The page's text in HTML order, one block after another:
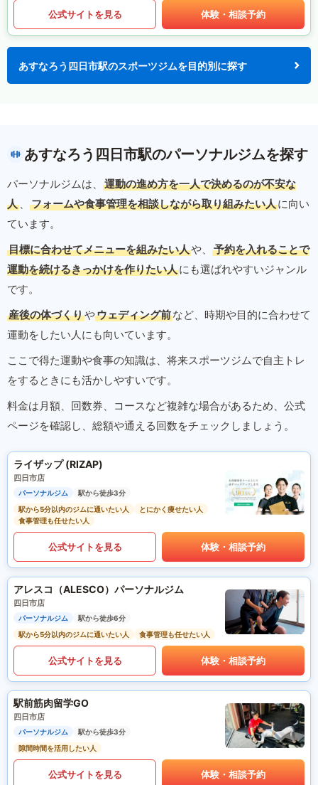
公式サイトを見る 体験・相談予約
あすなろう四日市駅のスポーツジムを目的別に探す
あすなろう四日市駅のパーソナルジムを探す
パーソナルジムは、
運動の進め方を一人で決めるのが不安な
人 、 フォームや食事管理を相談しながら取り組みたい人に向い
ています。
目標に合わせてメニューを組みたい人や、
予約を入れることで
運動を続けるきっかけを作りたい人にも選ばれやすいジャンル
です。
産後の体づくりやウェディング前など、時期や目的に合わせて
運動をしたい人にも向いています。
ここで得た運動や食事の知識は、将来スポーツジムで自主トレ
をするときにも活かしやすいです。
料金は月額、回数券、コースなど複雑な場合があるため、公式
ページを確認し、総額や通える回数をチェックしましょう。
ライザップ (RIZAP)
四日市店
パーソナルジム
駅から徒歩3分
駅から5分以内のジムに通いたい人
とにかく痩せたい人
食事管理も任せたい人
公式サイトを見る 体験・相談予約
アレスコ（ALESCO）パーソナルジム
四日市店
パーソナルジム
駅から徒歩6分
駅から5分以内のジムに通いたい人
食事管理も任せたい人
公式サイトを見る 体験・相談予約
駅前筋肉留学GO
四日市店
パーソナルジム
駅から徒歩3分
隙間時間を活用したい人
公式サイトを見る 体験・相談予約